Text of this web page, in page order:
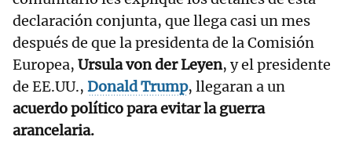
declaración conjunta, que llega casi un mes
después de que la presidenta de la Comisión
Europea, Ursula von der Leyen, y el presidente
de EE.UU., Donald Trump, llegaran a un
acuerdo político para evitar la guerra
arancelaria.